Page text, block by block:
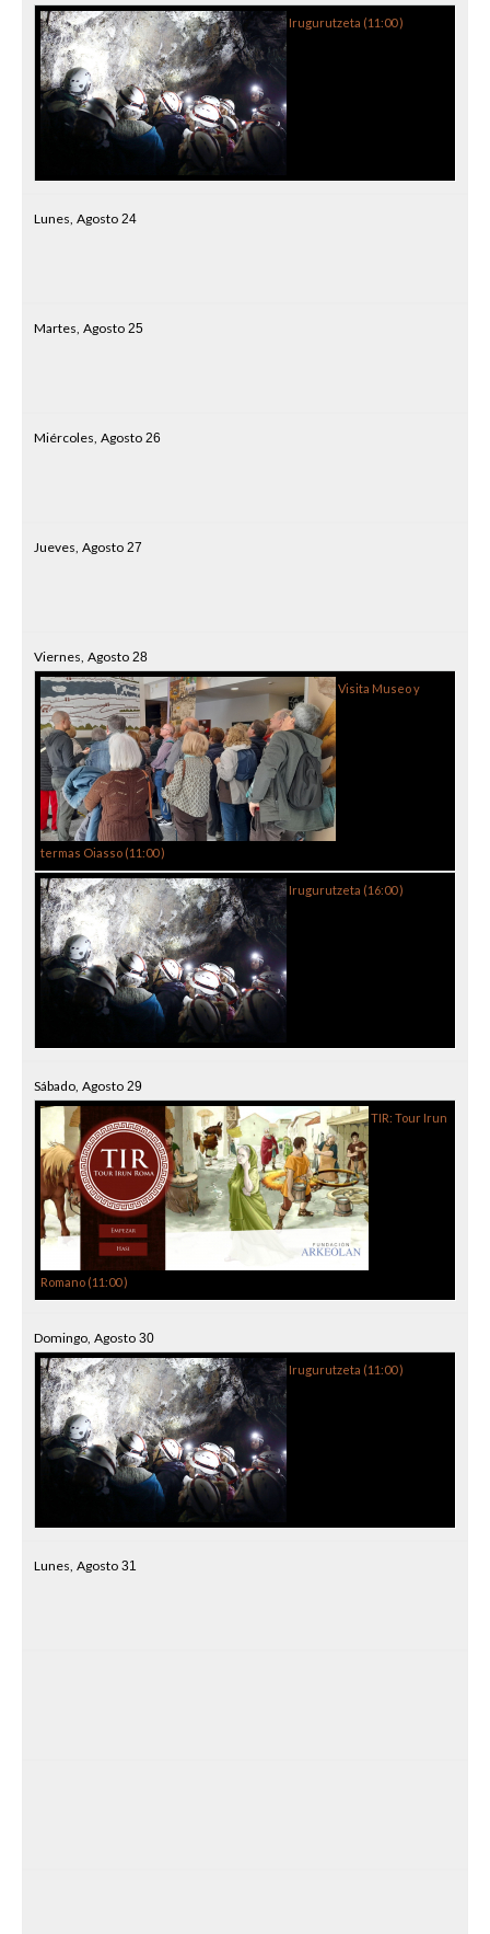
Irugurutzeta (11:00)
Lunes, Agosto 24
Martes, Agosto 25
Miércoles, Agosto 26
Jueves, Agosto 27
Viernes, Agosto 28
Visita Museo y
termas Oiasso (11:00)
Irugurutzeta (16:00)
Sábado, Agosto 29
TIR: Tour Irun
Romano (11:00)
Domingo, Agosto 30
Irugurutzeta (11:00)
Lunes, Agosto 31